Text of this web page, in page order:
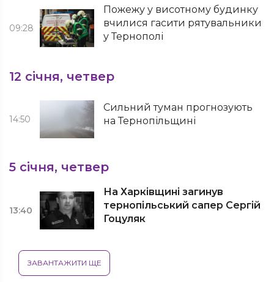
09:28
Пожежу у висотному будинку
вчилися гасити рятувальники
у Тернополі
12 січня, четвер
14:50
Сильний туман прогнозують
на Тернопільщині
5 січня, четвер
13:40
На Харківщині загинув
тернопільський сапер Сергій
Гоцуляк
ЗАВАНТАЖИТИ ЩЕ